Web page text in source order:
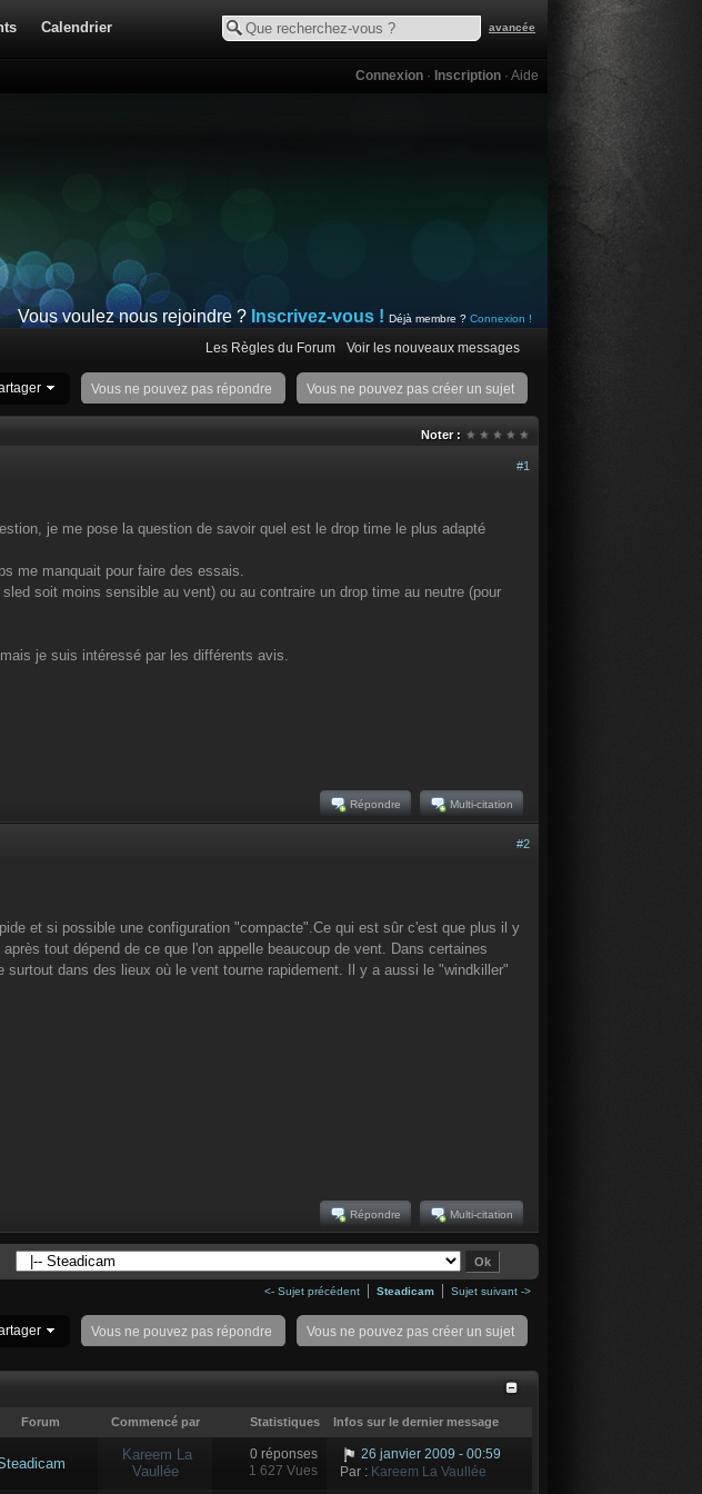
avancée
Calendrier
Connexion · Inscription · Aide
Vous voulez nous rejoindre ? Inscrivez-vous ! Déjà membre ? Connexion !
Les Règles du Forum Voir les nouveaux messages
Vous ne pouvez pas créer un sujet
Vous ne pouvez pas répondre
Noter :
#1
je me pose la question de savoir quel est le drop time le plus adapté
me manquait pour faire des essais.
soit moins sensible au vent) ou au contraire un drop time au neutre (pour
je suis intéressé par les différents avis.
Multi-citation
Répondre
#2
et si possible une configuration "compacte".Ce qui est sûr c'est que plus il y
tout dépend de ce que l'on appelle beaucoup de vent. Dans certaines
dans des lieux où le vent tourne rapidement. Il y a aussi le "windkiller"
Multi-citation
Répondre
<- Sujet précédent Steadicam Sujet suivant ->
Vous ne pouvez pas créer un sujet
Vous ne pouvez pas répondre
Forum Commencé par Statistiques Infos sur le dernier message
Kareem La
Vaullée
0 réponses
1 627 Vues
26 janvier 2009 - 00:59
Par : Kareem La Vaullée